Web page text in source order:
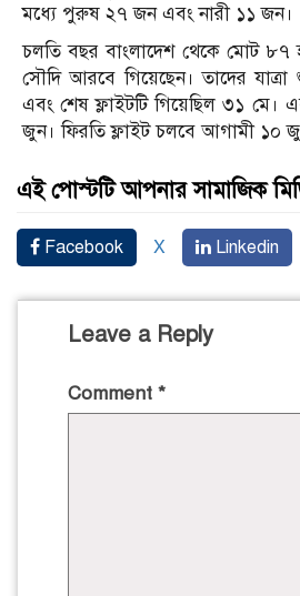
মধ্যে পুরুষ ২৭ জন এবং নারী ১১ জন।
চলতি বছর বাংলাদেশ থেকে মোট ৮৭
সৌদি আরবে গিয়েছেন। তাদের
এবং শেষ ফ্লাইটটি গিয়েছিল ৩১ মে।
জুন। ফিরতি ফ্লাইট চলবে আগামী ১০
এই পোস্টটি আপনার সামাজিক
Facebook X Linkedin
Leave a Reply
Comment *